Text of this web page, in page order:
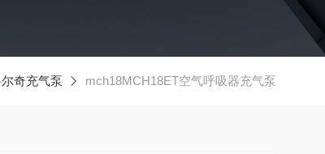
奇充气泵 mch18MCH18ET空气呼吸器充气泵